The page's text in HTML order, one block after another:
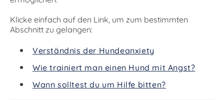
Klicke einfach auf den Link, um zum bestimmten
Abschnitt zu gelangen:
Verständnis der Hundeanxiety
Wie trainiert man einen Hund mit Angst?
Wann solltest du um Hilfe bitten?